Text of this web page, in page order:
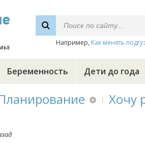
Например, Как менять
Беременность Дети до года
Хочу